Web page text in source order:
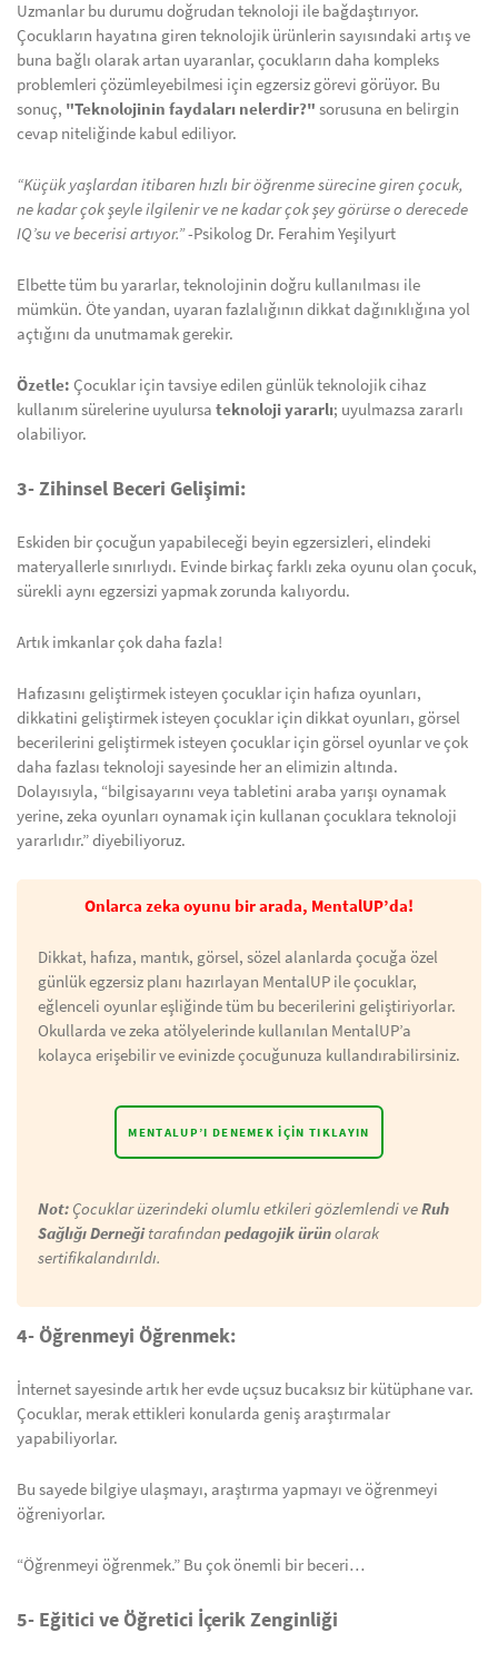
Uzmanlar bu durumu doğrudan teknoloji ile bağdaştırıyor.
Çocukların hayatına giren teknolojik ürünlerin sayısındaki artış ve
buna bağlı olarak artan uyaranlar, çocukların daha kompleks
problemleri çözümleyebilmesi için egzersiz görevi görüyor. Bu
sonuç, "Teknolojinin faydaları nelerdir?" sorusuna en belirgin
cevap niteliğinde kabul ediliyor.
“Küçük yaşlardan itibaren hızlı bir öğrenme sürecine giren çocuk,
ne kadar çok şeyle ilgilenir ve ne kadar çok şey görürse o derecede
IQ’su ve becerisi artıyor.”-Psikolog Dr. Ferahim Yeşilyurt
Elbette tüm bu yararlar, teknolojinin doğru kullanılması ile
mümkün. Öte yandan, uyaran fazlalığının dikkat dağınıklığına yol
açtığını da unutmamak gerekir.
Özetle: Çocuklar için tavsiye edilen günlük teknolojik cihaz
kullanım sürelerine uyulursa teknoloji yararlı; uyulmazsa zararlı
olabiliyor.
3- Zihinsel Beceri Gelişimi:
Eskiden bir çocuğun yapabileceği beyin egzersizleri, elindeki
materyallerle sınırlıydı. Evinde birkaç farklı zeka oyunu olan çocuk,
sürekli aynı egzersizi yapmak zorunda kalıyordu.
Artık imkanlar çok daha fazla!
Hafızasını geliştirmek isteyen çocuklar için hafıza oyunları,
dikkatini geliştirmek isteyen çocuklar için dikkat oyunları, görsel
becerilerini geliştirmek isteyen çocuklar için görsel oyunlar ve çok
daha fazlası teknoloji sayesinde her an elimizin altında.
Dolayısıyla, “bilgisayarını veya tabletini araba yarışı oynamak
yerine, zeka oyunları oynamak için kullanan çocuklara teknoloji
yararlıdır.” diyebiliyoruz.
Onlarca zeka oyunu bir arada, MentalUP’da!
Dikkat, hafıza, mantık, görsel, sözel alanlarda çocuğa özel
günlük egzersiz planı hazırlayan MentalUP ile çocuklar,
eğlenceli oyunlar eşliğinde tüm bu becerilerini geliştiriyorlar.
Okullarda ve zeka atölyelerinde kullanılan MentalUP’a
kolayca erişebilir ve evinizde çocuğunuza kullandırabilirsiniz.
MENTALUP’I DENEMEK İÇIN TIKLAYIN
Not: Çocuklar üzerindeki olumlu etkileri gözlemlendi veRuh
Sağlığı Derneğitarafından pedagojik ürünolarak
sertifikalandırıldı.
4- Öğrenmeyi Öğrenmek:
İnternet sayesinde artık her evde uçsuz bucaksız bir kütüphane var.
Çocuklar, merak ettikleri konularda geniş araştırmalar
yapabiliyorlar.
Bu sayede bilgiye ulaşmayı, araştırma yapmayı ve öğrenmeyi
öğreniyorlar.
“Öğrenmeyi öğrenmek.” Bu çok önemli bir beceri…
5- Eğitici ve Öğretici İçerik Zenginliği